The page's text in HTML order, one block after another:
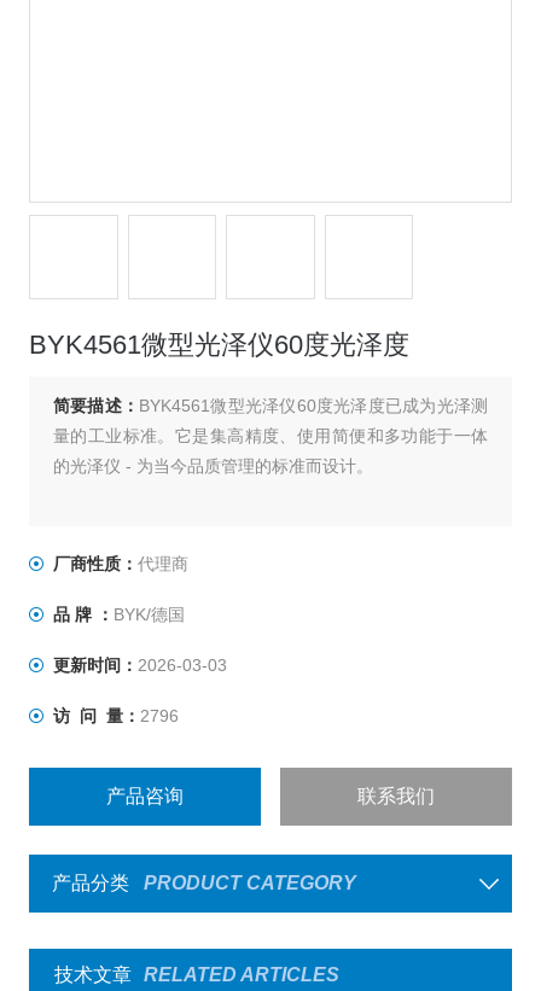
BYK4561微型光泽仪60度光泽度
简要描述： BYK4561微型光泽仪60度光泽度已成为光泽测
量的工业标准。它是集高精度、使用简便和多功能于一体
的光泽仪 - 为当今品质管理的标准而设计。
厂商性质： 代理商
品 牌 ： BYK/德国
更新时间： 2026-03-03
访 问 量： 2796
产品咨询 联系我们
产品分类 PRODUCT CATEGORY
技术文章 RELATED ARTICLES